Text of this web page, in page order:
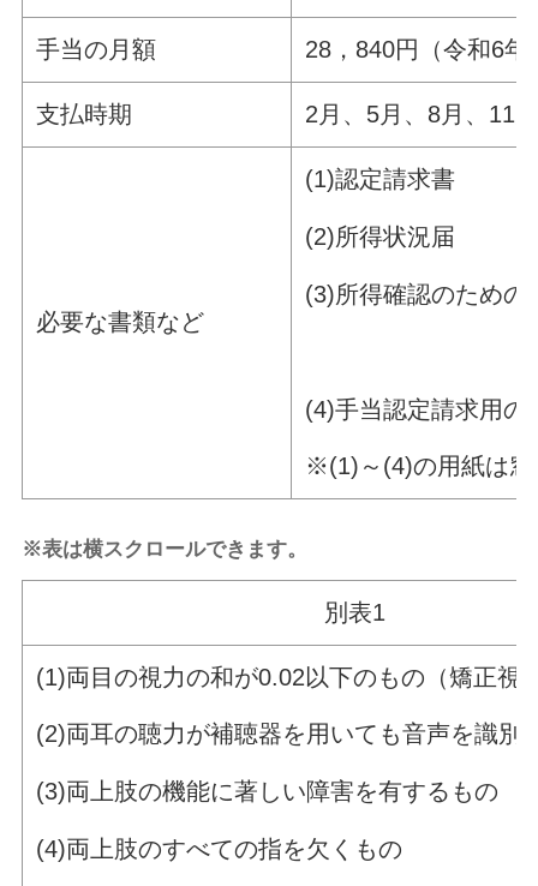
手当の月額 28，840円（令和6年
支払時期 2月、5月、8月、11
必要な書類など
(1)認定請求
(2)所得状
(3)所得確認のた
(4)手当認定請求
※(1)～(4)の用紙は窓
※表は横スクロールできます。
別表1
(1)両目の視力の和が0.02以下のもの（矯正視
(2)両耳の聴力が補聴器を用いても音声を識別
(3)両上肢の機能に著しい障害を有するもの
(4)両上肢のすべての指を欠くもの